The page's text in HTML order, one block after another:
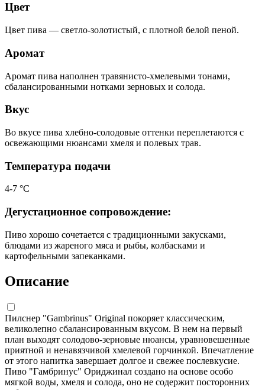
Цвет
Цвет пива — светло-золотистый, с плотной белой пеной.
Аромат
Аромат пива наполнен травянисто-хмелевыми тонами,
сбалансированными нотками зерновых и солода.
Вкус
Во вкусе пива хлебно-солодовые оттенки переплетаются с
освежающими нюансами хмеля и полевых трав.
Температура подачи
4-7 °С
Дегустационное сопровождение:
Пиво хорошо сочетается с традиционными закусками,
блюдами из жареного мяса и рыбы, колбасками и
картофельными запеканками.
Описание
Пилснер "Gambrinus" Original покоряет классическим,
великолепно сбалансированным вкусом. В нем на первый
план выходят солодово-зерновые нюансы, уравновешенные
приятной и ненавязчивой хмелевой горчинкой. Впечатление
от этого напитка завершает долгое и свежее послевкусие.
Пиво "Гамбринус" Ориджинал создано на основе особо
мягкой воды, хмеля и солода, оно не содержит посторонних